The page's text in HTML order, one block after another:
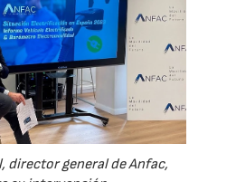
director general de Anfac,